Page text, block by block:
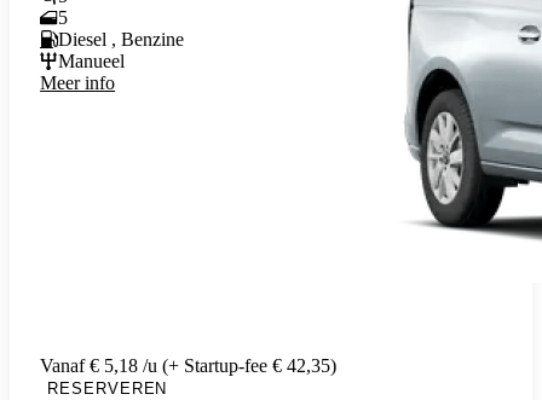
5
Diesel , Benzine
Manueel
Meer info
Vanaf € 5,18 /u (+ Startup-fee € 42,35)
RESERVEREN